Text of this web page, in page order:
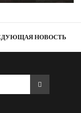
НОВОСТЬ